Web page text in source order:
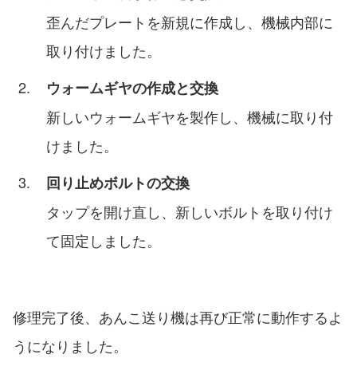
歪んだプレートを新規に作成し、機械内部に
取り付けました。
ウォームギヤの作成と交換
新しいウォームギヤを製作し、機械に取り付
けました。
回り止めボルトの交換
タップを開け直し、新しいボルトを取り付け
て固定しました。
修理完了後、あんこ送り機は再び正常に動作するよ
うになりました。